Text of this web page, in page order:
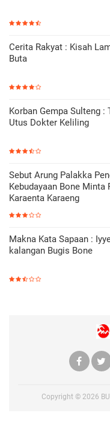
Cerita Rakyat : Kisah
Buta
Korban Gempa Sulteng :
Utus Dokter Keliling
Sebut Arung Palakka
Kebudayaan Bone Minta
Karaenta Karaeng
Makna Kata Sapaan :
kalangan Bugis Bone
Copyright © 2026